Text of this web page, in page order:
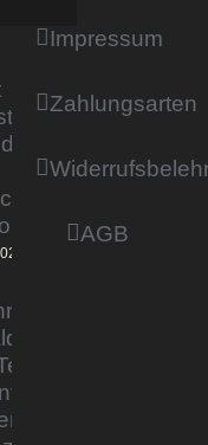
by
Experte
Wesely stärkt
von
Impressum
Zahlungsarten
AGB